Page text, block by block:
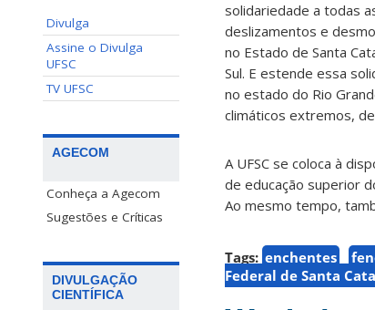
Divulga
Assine o Divulga
UFSC
TV UFSC
AGECOM
Conheça a Agecom
Sugestões e Críticas
DIVULGAÇÃO
CIENTÍFICA
solidariedade a todas
deslizamentos e
no Estado de Santa
Sul. E estende essa
no estado do Rio
climáticos extremos,
A UFSC se coloca à
de educação superior
Ao mesmo tempo,
Tags: enchentes
Federal de Santa